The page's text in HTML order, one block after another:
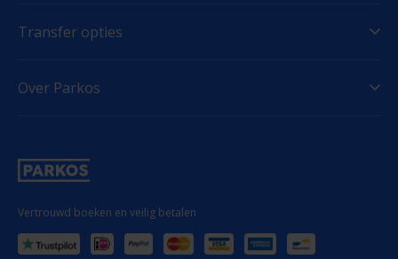
Vertrouwd boeken en veilig betalen
Transfer opties
Over Parkos